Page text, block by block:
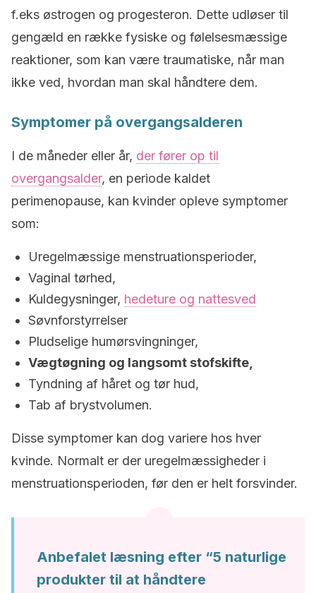
f.eks østrogen og progesteron. Dette udløser til
gengæld en række fysiske og følelsesmæssige
reaktioner, som kan være traumatiske, når man
ikke ved, hvordan man skal håndtere dem.
Symptomer på overgangsalderen
I de måneder eller år, der fører op til
overgangsalder, en periode kaldet
perimenopause, kan kvinder opleve symptomer
som:
Uregelmæssige menstruationsperioder,
Vaginal tørhed,
Kuldegysninger, hedeture og nattesved
Søvnforstyrrelser
Pludselige humørsvingninger,
Vægtøgning og langsomt stofskifte,
Tyndning af håret og tør hud,
Tab af brystvolumen.
Disse symptomer kan dog variere hos hver
kvinde. Normalt er der uregelmæssigheder i
menstruationsperioden, før den er helt forsvinder.
Anbefalet læsning efter “5 naturlige
produkter til at håndtere